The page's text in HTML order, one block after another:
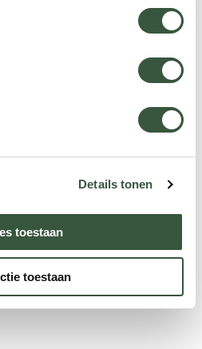
Details tonen
toestaan
toestaan